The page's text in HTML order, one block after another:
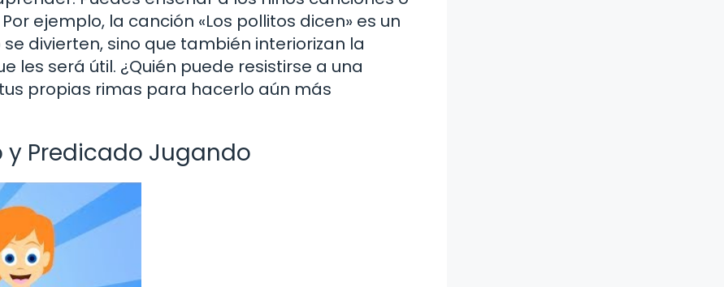
ejemplo, la canción «Los pollitos dicen» es un
divierten, sino que también interiorizan la
será útil. ¿Quién puede resistirse a una
propias rimas para hacerlo aún más
y Predicado Jugando